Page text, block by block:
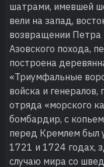
шатрами, имевшей
вели на запад,
возвращении Петра
Азовского похода,
построена
«Триумфальные
войска и
отряда «морского
бомбардир, с
перед Кремлем был
1721 и 1724 годах,
случаю мира со